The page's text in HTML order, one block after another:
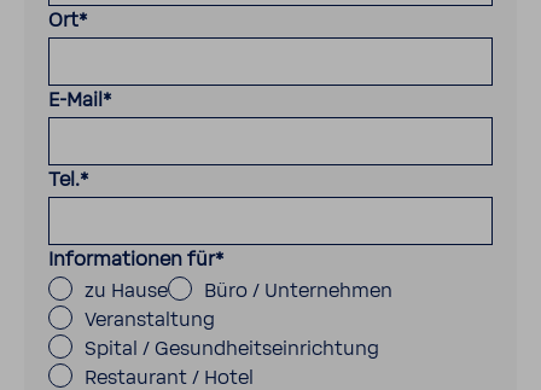
Ort*
E-Mail *
Tel.*
Informationen für*
zu Hause
Büro / Unternehmen
Veranstaltung
Spital / Gesundheitseinrichtung
Restaurant / Hotel